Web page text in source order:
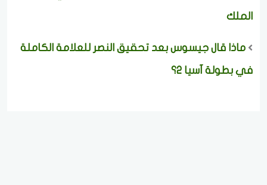
الملك
ماذا قال جيسوس بعد تحقيق النصر للعلامة الكاملة
في بطولة آسيا 2؟